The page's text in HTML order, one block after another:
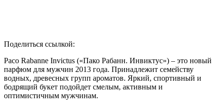
Поделиться ссылкой:
Paco Rabanne Invictus («Пако Рабанн. Инвиктус») – это новый
парфюм для мужчин 2013 года. Принадлежит семейству
водных, древесных групп ароматов. Яркий, спортивный и
бодрящий букет подойдет смелым, активным и
оптимистичным мужчинам.